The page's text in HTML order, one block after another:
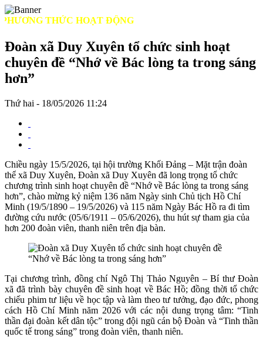
THỨC HOẠT ĐỘNG
Đoàn xã Duy Xuyên tổ chức sinh hoạt
chuyên đề “Nhớ về Bác lòng ta trong sáng
hơn”
Thứ hai - 18/05/2026 11:24
Chiều ngày 15/5/2026, tại hội trường Khối Đảng – Mặt trận đoàn
thể xã Duy Xuyên, Đoàn xã Duy Xuyên đã long trọng tổ chức
chương trình sinh hoạt chuyên đề “Nhớ về Bác lòng ta trong sáng
hơn”, chào mừng kỷ niệm 136 năm Ngày sinh Chủ tịch Hồ Chí
Minh (19/5/1890 – 19/5/2026) và 115 năm Ngày Bác Hồ ra đi tìm
đường cứu nước (05/6/1911 – 05/6/2026), thu hút sự tham gia của
hơn 200 đoàn viên, thanh niên trên địa bàn.
Tại chương trình, đồng chí Ngô Thị Thảo Nguyên – Bí thư Đoàn
xã đã trình bày chuyên đề sinh hoạt về Bác Hồ; đồng thời tổ chức
chiếu phim tư liệu về học tập và làm theo tư tưởng, đạo đức, phong
cách Hồ Chí Minh năm 2026 với các nội dung trọng tâm: “Tinh
thần đại đoàn kết dân tộc” trong đội ngũ cán bộ Đoàn và “Tinh thần
quốc tế trong sáng” trong đoàn viên, thanh niên.